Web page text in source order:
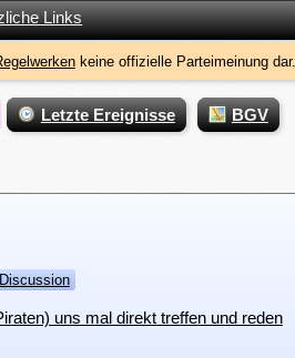
Links
keine offizielle Parteimeinung dar.
Letzte Ereignisse BGV
uns mal direkt treffen und reden